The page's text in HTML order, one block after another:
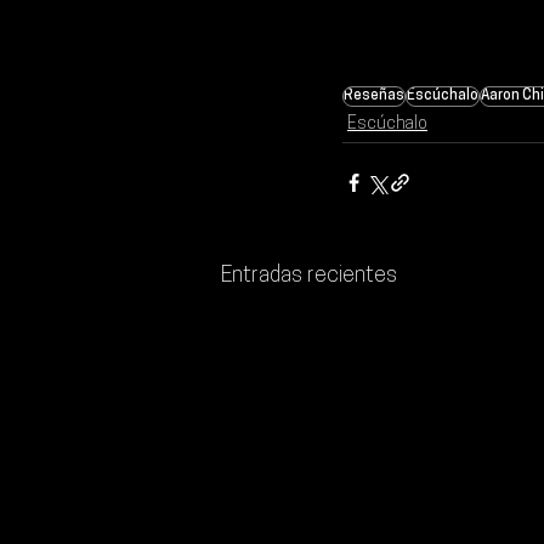
ReseñasEscúchaloAaron
Escúchalo
Entradas recientes